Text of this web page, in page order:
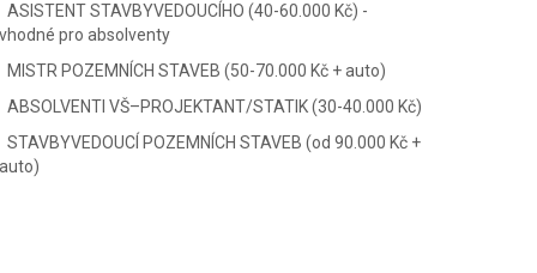
ASISTENT STAVBYVEDOUCÍHO (40-60.000 Kč) -
vhodné pro absolventy
MISTR POZEMNÍCH STAVEB (50-70.000 Kč + auto)
ABSOLVENTI VŠ–PROJEKTANT/STATIK (30-40.000 Kč)
STAVBYVEDOUCÍ POZEMNÍCH STAVEB (od 90.000 Kč +
auto)